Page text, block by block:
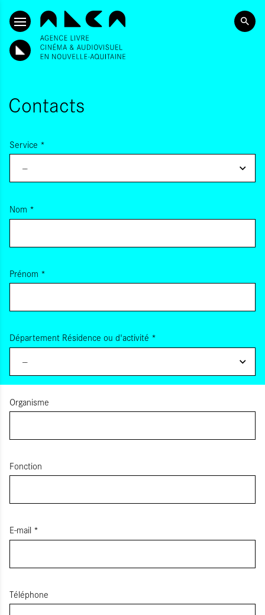
ALLER AU CONTENU PRINCIPAL
Contacts
Service *
--
Nom *
Prénom *
Département Résidence ou d'activité *
--
Organisme
Fonction
E-mail *
Téléphone